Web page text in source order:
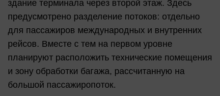
здание терминала через второй этаж. Здесь
предусмотрено разделение потоков: отдельно
для пассажиров международных и внутренних
рейсов. Вместе с тем на первом уровне
планируют расположить технические помещения
и зону обработки багажа, рассчитанную на
большой пассажиропоток.